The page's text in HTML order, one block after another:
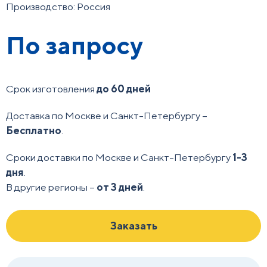
Производство: Россия
По запросу
Срок изготовления до 60 дней
Доставка по Москве и Санкт-Петербургу –
Бесплатно.
Сроки доставки по Москве и Санкт-Петербургу 1-3
дня.
В другие регионы – от 3 дней.
Заказать